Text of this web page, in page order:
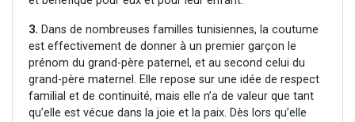
3. Dans de nombreuses familles tunisiennes, la coutume
est effectivement de donner à un premier garçon le
prénom du grand-père paternel, et au second celui du
grand-père maternel. Elle repose sur une idée de respect
familial et de continuité, mais elle n’a de valeur que tant
qu’elle est vécue dans la joie et la paix. Dès lors qu’elle